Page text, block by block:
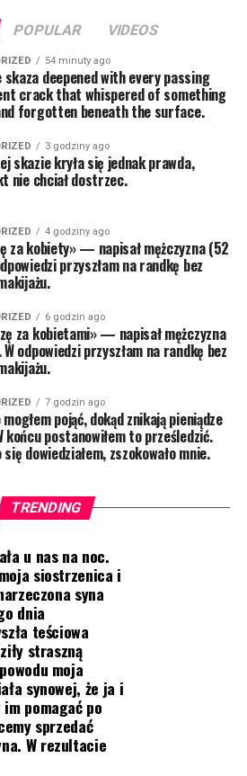
POPULAR VIDEOS
54 minuty ago
skaza deepened with every passing
crack that whispered of something
forgotten beneath the surface.
3 godziny ago
skazie kryła się jednak prawda,
nie chciał dostrzec.
4 godziny ago
za kobiety» — napisał mężczyzna (52
przyszłam na randkę bez
6 godzin ago
za kobietami» — napisał mężczyzna
odpowiedzi przyszłam na randkę bez
7 godzin ago
mogłem pojąć, dokąd znikają pieniądze
końcu postanowiłem to prześledzić.
się dowiedziałem, zszokowało mnie.
TRENDING
u nas na noc.
siostrzenica i
syna
dnia
teściowa
straszną
moja
synowej, że ja i
pomagać po
sprzedać
W rezultacie